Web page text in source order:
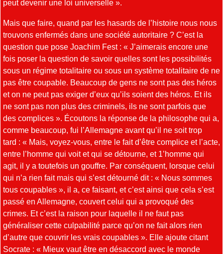
peut devenir une loi universelle ».
Mais que faire, quand par les hasards de l’histoire nous nous
trouvons enfermés dans une société autoritaire ? C’est la
question que pose Joachim Fest : « J’aimerais encore une
fois poser la question de savoir quelles sont les possibilités
sous un régime totalitaire ou sous un système totalitaire de ne
pas être coupable. Beaucoup de gens ne sont pas des héros
et on ne peut pas exiger d’eux qu’ils soient des héros. Et ils
ne sont pas non plus des criminels, ils ne sont parfois que
des complices ». Écoutons la réponse de la philosophe qui a,
comme beaucoup, fui l’Allemagne avant qu’il ne soit trop
tard : « Mais, voyez-vous, entre le fait d’être complice et l’acte,
entre l’homme qui voit et qui se détourne, et 1’homme qui
agit, il y a toutefois un gouffre. Par conséquent, lorsque celui
qui n’a rien fait mais qui s’est détourné dit : « Nous sommes
tous coupables », il a, ce faisant, et c’est ainsi que cela s’est
passé en Allemagne, couvert celui qui a provoqué des
crimes. Et c’est la raison pour laquelle il ne faut pas
généraliser cette culpabilité parce qu’on ne fait alors rien
d’autre que couvrir les vrais coupables ». Elle ajoute citant
Socrate : « Mieux vaut être en désaccord avec le monde